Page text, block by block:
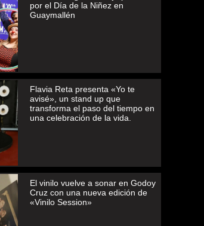
por el Día de la Niñez en
Guaymallén
Flavia Reta presenta «Yo te
avisé», un stand up que
transforma el paso del tiempo en
una celebración de la vida.
El vinilo vuelve a sonar en Godoy
Cruz con una nueva edición de
«Vinilo Session»